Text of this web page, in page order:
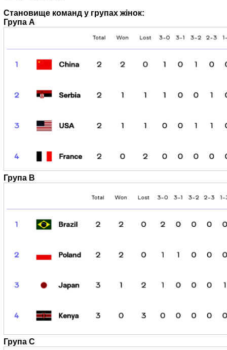
Cтановище команд у групах жінок:
Група А
Група B
Група C